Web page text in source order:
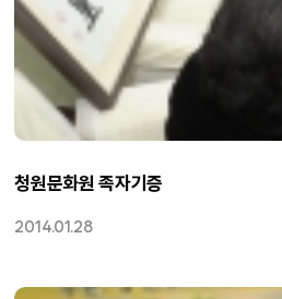
청원문화원 족자기증
2014.01.28